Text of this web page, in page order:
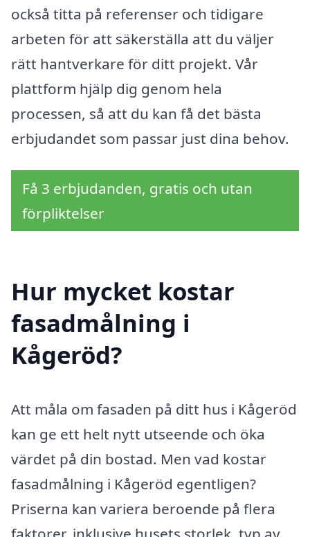
också titta på referenser och tidigare
arbeten för att säkerställa att du väljer
rätt hantverkare för ditt projekt. Vår
plattform hjälp dig genom hela
processen, så att du kan få det bästa
erbjudandet som passar just dina behov.
Få 3 erbjudanden, gratis och utan
förpliktelser
Hur mycket kostar
fasadmålning i
Kågeröd?
Att måla om fasaden på ditt hus i Kågeröd
kan ge ett helt nytt utseende och öka
värdet på din bostad. Men vad kostar
fasadmålning i Kågeröd egentligen?
Priserna kan variera beroende på flera